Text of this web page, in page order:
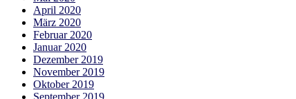
April 2020
März 2020
Februar 2020
Januar 2020
Dezember 2019
November 2019
Oktober 2019
September 2019